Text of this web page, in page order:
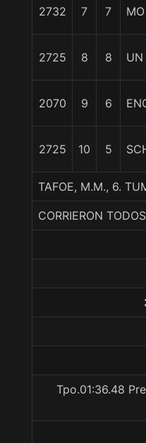
2732 7 7
2725 8 8 UN
2070 9 6
2725 10 5
TAFOE, M.M., 6.
CORRIERON
Tpo.01:36.48